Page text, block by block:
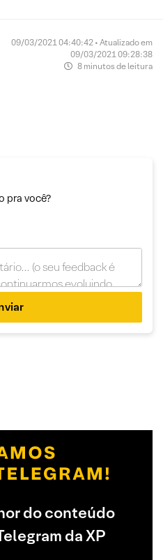
09/03/2021 04:40:42 • Atualizado em
09/03/2021 09:28:38
8 minutos de leitura
pra você?
do conteúdo
da XP